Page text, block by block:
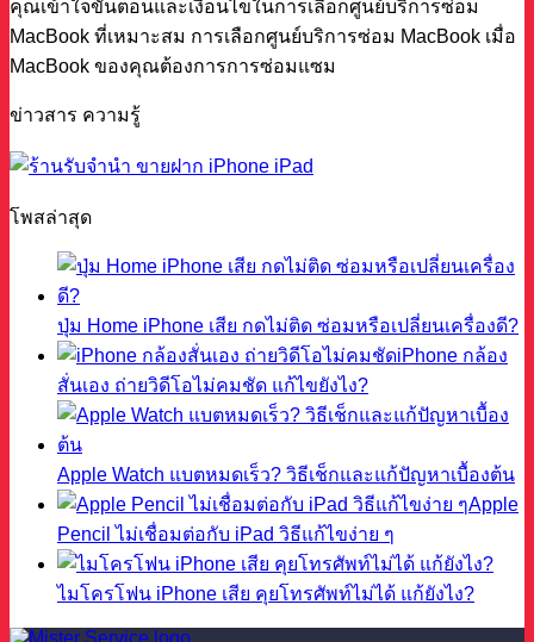
คุณเข้าใจขั้นตอนและเงื่อนไขในการเลือกศูนย์บริการซ่อม
MacBook ที่เหมาะสม การเลือกศูนย์บริการซ่อม MacBook เมื่อ
MacBook ของคุณต้องการการซ่อมแซม
ข่าวสาร ความรู้
โพสล่าสุด
ปุ่ม Home iPhone เสีย กดไม่ติด ซ่อมหรือเปลี่ยนเครื่องดี?
iPhone กล้อง
สั่นเอง ถ่ายวิดีโอไม่คมชัด แก้ไขยังไง?
Apple Watch แบตหมดเร็ว? วิธีเช็กและแก้ปัญหาเบื้องต้น
Apple
Pencil ไม่เชื่อมต่อกับ iPad วิธีแก้ไขง่าย ๆ
ไมโครโฟน iPhone เสีย คุยโทรศัพท์ไม่ได้ แก้ยังไง?